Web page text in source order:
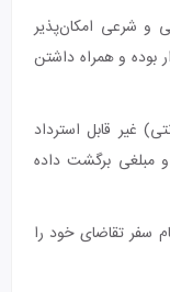
و شرعی امکان‌پذیر
و همراه داشتن
غیر قابل استرداد
مبلغی برگشت داده
سفر تقاضای خود را